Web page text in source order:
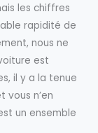
les chiffres
rapidité de
nous ne
est
il y a la tenue
n’en
un ensemble